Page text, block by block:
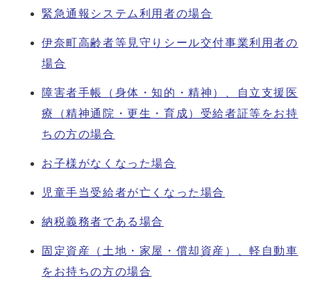
緊急通報システム利用者の場合
伊奈町高齢者等見守りシール交付事業利用者の
場合
障害者手帳（身体・知的・精神）、自立支援医
療（精神通院・更生・育成）受給者証等をお持
ちの方の場合
お子様がなくなった場合
児童手当受給者が亡くなった場合
納税義務者である場合
固定資産（土地・家屋・償却資産）、軽自動車
をお持ちの方の場合